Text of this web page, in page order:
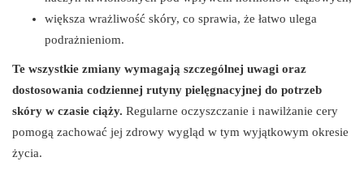
większa wrażliwość skóry, co sprawia, że łatwo ulega
podrażnieniom.
Te wszystkie zmiany wymagają szczególnej uwagi oraz
dostosowania codziennej rutyny pielęgnacyjnej do potrzeb
skóry w czasie ciąży. Regularne oczyszczanie i nawilżanie cery
pomogą zachować jej zdrowy wygląd w tym wyjątkowym okresie
życia.